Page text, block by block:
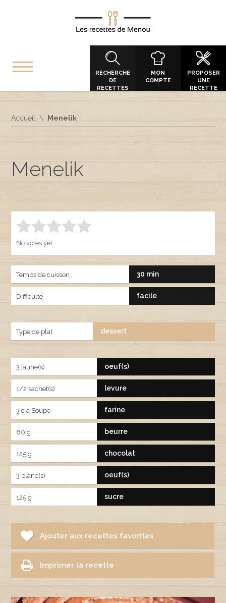
RECHERCHE
DE
RECETTES
MON
COMPTE
PROPOSER
UNE
RECETTE
Accueil Menelik
Menelik
Rate this item: 1.00 SUBMIT RATING
No votes yet.
Temps de cuisson 30 min
Difficulté facile
Type de plat dessert
3 jaune(s) oeuf(s)
1/2 sachet(s) levure
3 c à Soupe farine
60 g beurre
125 g chocolat
3 blanc(s) oeuf(s)
125 g sucre
Ajouter aux recettes favorites
Imprimer la recette